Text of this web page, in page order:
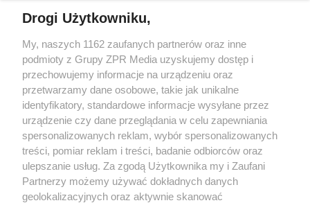
Żaden utwór zamieszczony w serwisie nie może być powielany i
rozpowszechniany lub dalej rozpowszechniany w jakikolwiek sposób (w
tym także elektroniczny lub mechaniczny) na jakimkolwiek polu
eksploatacji w jakiejkolwiek formie, włącznie z umieszczaniem w
Internecie bez pisemnej zgody właściciela praw. Jakiekolwiek użycie lub
wykorzystanie utworów w całości lub w części z naruszeniem prawa,
tzn. bez właściwej zgody, jest zabronione pod groźbą kary i może być
ścigane prawnie.
Drogi Użytkowniku,
My, naszych 1162 zaufanych partnerów oraz inne
podmioty z Grupy ZPR Media uzyskujemy dostęp i
przechowujemy informacje na urządzeniu oraz
przetwarzamy dane osobowe, takie jak unikalne
identyfikatory, standardowe informacje wysyłane przez
urządzenie czy dane przeglądania w celu zapewniania
spersonalizowanych reklam, wybór spersonalizowanych
treści, pomiar reklam i treści, badanie odbiorców oraz
ulepszanie usług. Za zgodą Użytkownika my i Zaufani
Partnerzy możemy używać dokładnych danych
geolokalizacyjnych oraz aktywnie skanować